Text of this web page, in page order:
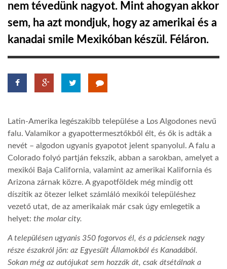
HÍR3D
GLOBOTV
AFRIKA TUDÁSTÁR
A NAP SZÉPE
LINKTR.EE
GLOBOZSARU
DOBRAVERO.HU
nem tévedünk nagyot. Mint ahogyan akkor
sem, ha azt mondjuk, hogy az amerikai és a
kanadai smile Mexikóban készül. Féláron.
Latin-Amerika legészakibb települése a Los Algodones nevű
falu. Valamikor a gyapottermesztőkből élt, és ők is adták a
nevét – algodon ugyanis gyapotot jelent spanyolul. A falu a
Colorado folyó partján fekszik, abban a sarokban, amelyet a
mexikói Baja California, valamint az amerikai Kalifornia és
Arizona zárnak közre. A gyapotföldek még mindig ott
díszítik az ötezer lelket számláló mexikói településhez
vezető utat, de az amerikaiak már csak úgy emlegetik a
helyet: the molar city.
A településen ugyanis 350 fogorvos él, és a páciensek nagy
része északról jön: az Egyesült Államokból és Kanadából.
Sokan még az autójukat sem hozzák át, csak átsétálnak a